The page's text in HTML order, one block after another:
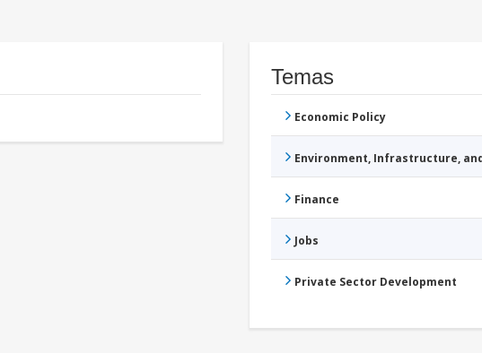
Temas
Economic Policy
Environment, Infrastructure,
Finance
Jobs
Private Sector Development